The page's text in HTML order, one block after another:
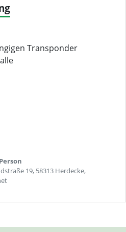
Transponder
19, 58313 Herdecke,